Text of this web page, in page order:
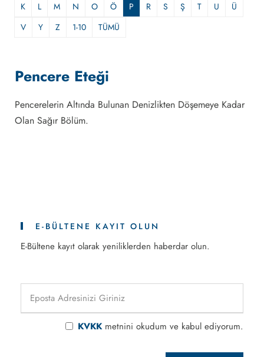
K
L M N O Ö P R S Ş T U
Ü
V
Y Z 1-10 TÜMÜ
Pencere Eteği
Pencerelerin Altında Bulunan Denizlikten Döşemeye Kadar
Olan Sağır Bölüm.
E-BÜLTENE KAYIT OLUN
E-Bültene kayıt olarak yeniliklerden haberdar olun.
KVKKmetnini okudum ve kabul ediyorum.